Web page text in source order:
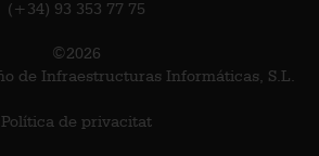
(+34) 93 353 77 75
©2026
de Infraestructuras Informáticas, S.L.
Política de privacitat